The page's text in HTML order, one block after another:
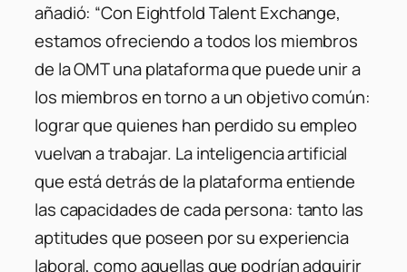
añadió: “Con Eightfold Talent Exchange,
estamos ofreciendo a todos los miembros
de la OMT una plataforma que puede unir a
los miembros en torno a un objetivo común:
lograr que quienes han perdido su empleo
vuelvan a trabajar. La inteligencia artificial
que está detrás de la plataforma entiende
las capacidades de cada persona: tanto las
aptitudes que poseen por su experiencia
laboral, como aquellas que podrían adquirir